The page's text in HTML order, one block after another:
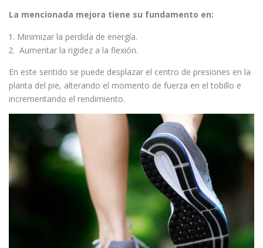
La mencionada mejora tiene su fundamento en:
Minimizar la perdida de energía.
Aumentar la rigidez a la flexión.
En este sentido se puede desplazar el centro de presiones en la
planta del pie, alterando el momento de fuerza en el tobillo e
incrementando el rendimiento.